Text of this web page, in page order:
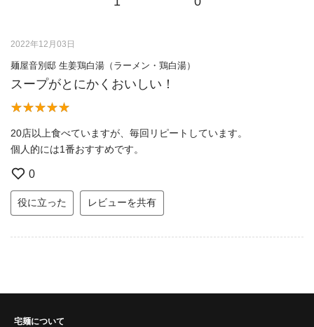
2022年12月03日
麺屋音別邸 生姜鶏白湯（ラーメン・鶏白湯）
スープがとにかくおいしい！
20店以上食べていますが、毎回リピートしています。
個人的には1番おすすめです。
0
役に立った レビューを共有
宅麺について